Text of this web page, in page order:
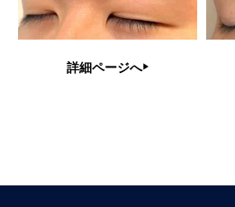
詳細ページへ